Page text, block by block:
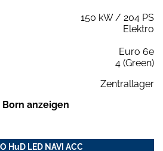
150 kW / 204 PS
Elektro
Euro 6e
4 (Green)
Zentrallager
Born anzeigen
HuD LED NAVI ACC